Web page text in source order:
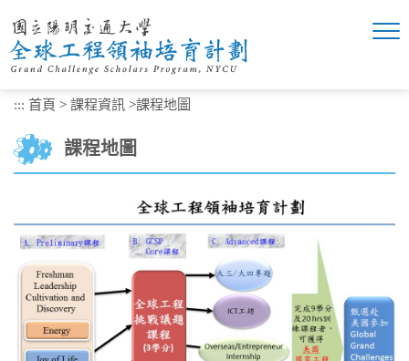
到
主
要
::: 首頁 > 課程資訊 >課程地圖
課程地圖